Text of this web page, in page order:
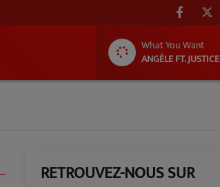
What You Want
ANGÈLE FT. JUSTICE
RETROUVEZ-NOUS SUR